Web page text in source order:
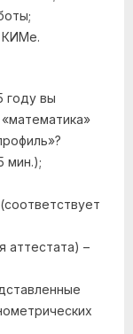
КИМе.
году вы
мин.);
аттестата) –